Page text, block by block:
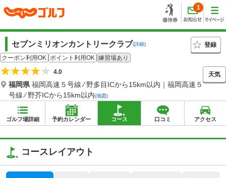
1
セブンミリオンカントリークラブ(詳細)
登録
クーポン利用OK ポイント利用OK 練習場あり
4.0
福岡県 福岡高速５号線 ⁄ 野多目ICから15km以内｜福岡高速５
号線 ⁄ 野芥ICから15km以内(地図)
天気
ゴルフ場詳細 予約カレンダー コース 口コミ アクセス
コースレイアウト